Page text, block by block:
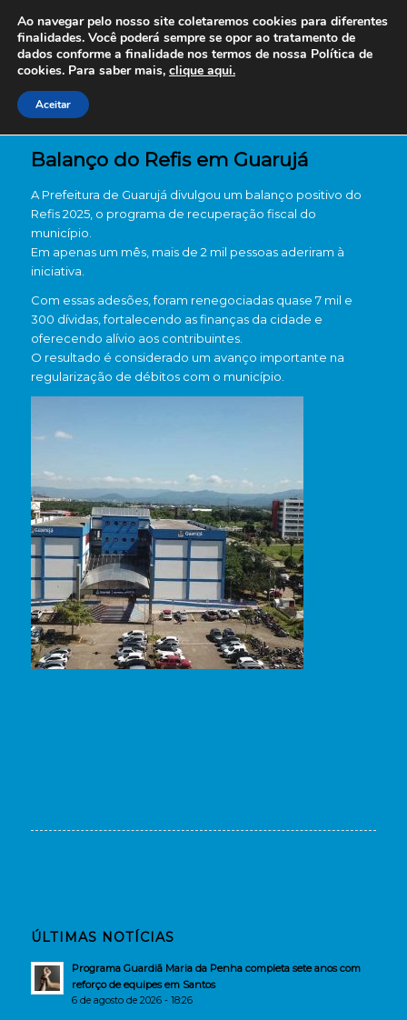
Balanço do Refis em Guarujá
A Prefeitura de Guarujá divulgou um balanço positivo do
Refis 2025, o programa de recuperação fiscal do
município.
Em apenas um mês, mais de 2 mil pessoas aderiram à
iniciativa.
Com essas adesões, foram renegociadas quase 7 mil e
300 dívidas, fortalecendo as finanças da cidade e
oferecendo alívio aos contribuintes.
O resultado é considerado um avanço importante na
regularização de débitos com o município.
ÚLTIMAS NOTÍCIAS
Programa Guardiã Maria da Penha completa sete anos com
reforço de equipes em Santos
6 de agosto de 2026 - 18:26
Ao navegar pelo nosso site coletaremos cookies para diferentes
finalidades. Você poderá sempre se opor ao tratamento de
dados conforme a finalidade nos termos de nossa Política de
cookies. Para saber mais, clique aqui.
Aceitar